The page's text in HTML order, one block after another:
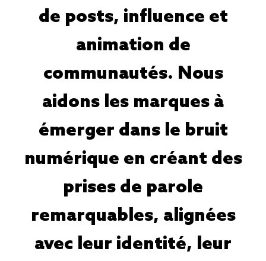
de posts, influence et
animation de
communautés. Nous
aidons les marques à
émerger dans le bruit
numérique en créant des
prises de parole
remarquables, alignées
avec leur identité, leur